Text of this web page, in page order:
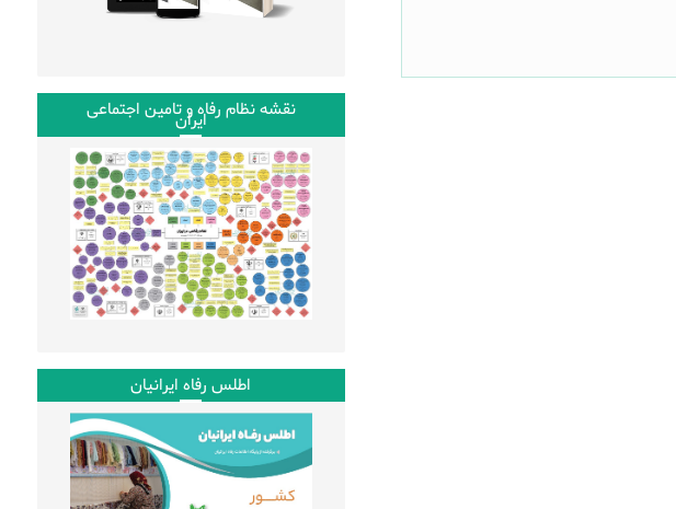
نقشه نظام رفاه و تامین اجتماعی
ایران
اطلس رفاه ایرانیان